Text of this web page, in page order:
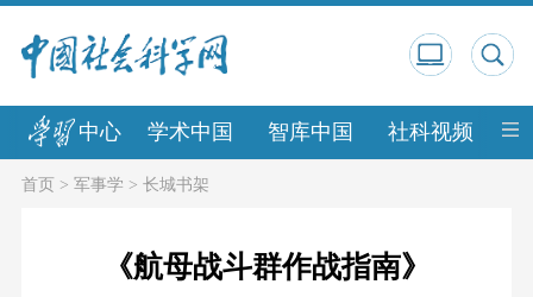
中心 学术中国 智库中国 社科视频 中
首页> 军事学 > 长城书架
《航母战斗群作战指南》